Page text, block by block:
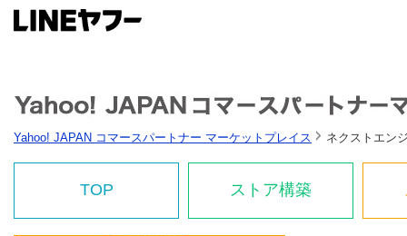
Yahoo! JAPAN コマースパートナー マーケットプレイス ネクストエン
TOP ストア構築